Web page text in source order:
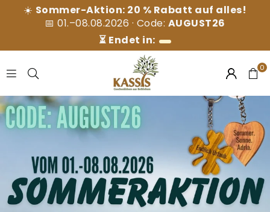
☀️ Sommer-Aktion: 20 % Rabatt auf alles!
📅 01.–08.08.2026 · Code: AUGUST26
⏳ Endet in:
K
A
S
S
G
E
S
0